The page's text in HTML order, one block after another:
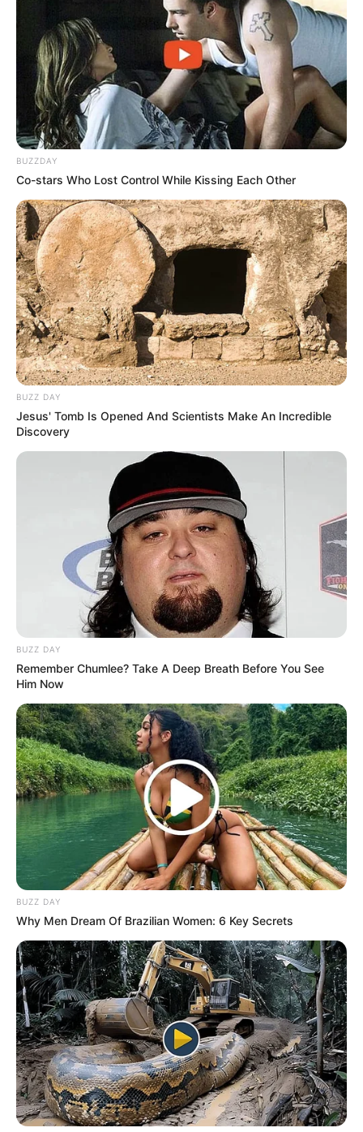
BUZZDAY
Co-stars Who Lost Control While Kissing Each Other
BUZZ DAY
Jesus' Tomb Is Opened And Scientists Make An Incredible
Discovery
BUZZ DAY
Remember Chumlee? Take A Deep Breath Before You See
Him Now
BUZZ DAY
Why Men Dream Of Brazilian Women: 6 Key Secrets